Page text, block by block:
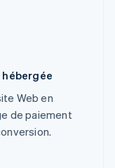
Web en
de paiement